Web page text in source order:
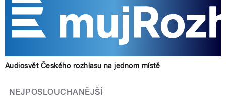
Audiosvět Českého rozhlasu na jednom místě
NEJPOSLOUCHANĚJŠÍ